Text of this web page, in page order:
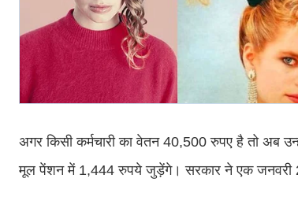
अगर किसी कर्मचारी का वेतन 40,500 रुपए है तो अब
मूल पेंशन में 1,444 रुपये जुड़ेंगे। सरकार ने एक जनवरी